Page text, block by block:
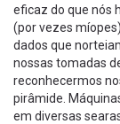
eficaz do que nós
(por vezes
dados que
nossas tomadas
reconhecermos
pirâmide.
em diversas